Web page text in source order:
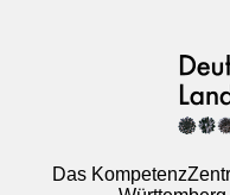
Das